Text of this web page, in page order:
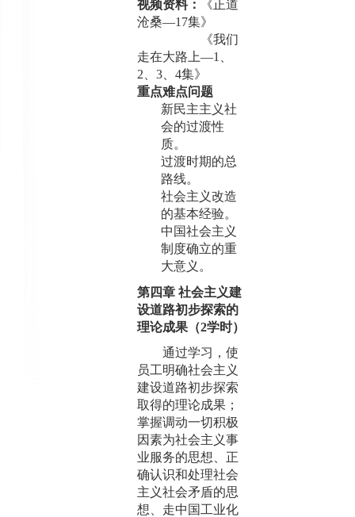
视频资料：
《正道
沧桑—17集》
《我们
走在大路上—1
2 、3 、4集》
重点难点问题
新民主主义社
会的过渡性
质。
过渡时期的总
路线。
社会主义改造
的基本经验。
中国社会主义
制度确立的重
大意义。
第四章 社会主义建
设道路初步探索的
理论成果（2学时）
通过学习，使
员工明确社会主义
建设道路初步探索
取得的理论成果；
掌握调动一切积极
因素为社会主义事
业服务的思想、正
确认识和处理社会
主义社会矛盾的思
想、走中国工业化